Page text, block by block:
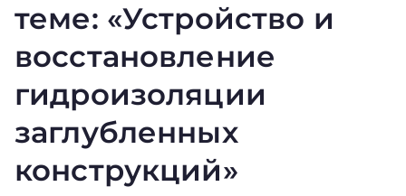
теме: «Устройство и
восстановление
гидроизоляции
заглубленных
конструкций»